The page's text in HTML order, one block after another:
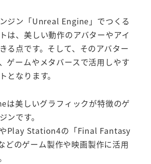
ジン「Unreal Engine」でつくる
は、美しい動作のアバターやアイ
る点です。そして、そのアバター
ゲームやメタバースで活用しやす
となります。
は美しいグラフィックが特徴のゲ
ンです。
Play Station4の「Final Fantasy
どのゲーム製作や映画製作に活用